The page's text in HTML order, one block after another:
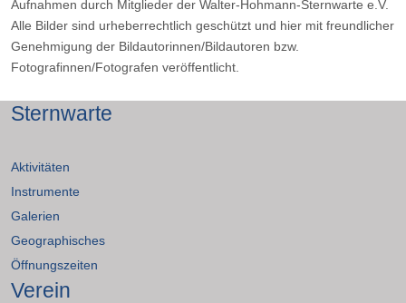
Aufnahmen durch Mitglieder der Walter-Hohmann-Sternwarte e.V.
Alle Bilder sind urheberrechtlich geschützt und hier mit freundlicher
Genehmigung der Bildautorinnen/Bildautoren bzw.
Fotografinnen/Fotografen veröffentlicht.
Sternwarte
Aktivitäten
Instrumente
Galerien
Geographisches
Öffnungszeiten
Verein